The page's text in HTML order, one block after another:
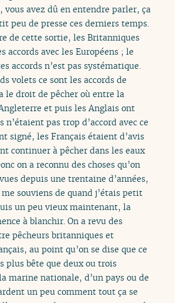
vous avez dû en entendre parler, ça
peu de presse ces derniers temps.
de cette sortie, les Britanniques
accords avec les Européens ; le
accords n’est pas systématique.
volets ce sont les accords de
le droit de pêcher où entre la
et puis les Anglais ont
n’étaient pas trop d’accord avec ce
signé, les Français étaient d’avis
continuer à pêcher dans les eaux
on a reconnu des choses qu’on
depuis une trentaine d’années,
souviens de quand j’étais petit
un peu vieux maintenant, la
à blanchir. On a revu des
pêcheurs britanniques et
au point qu’on se dise que ce
plus bête que deux ou trois
marine nationale, d’un pays ou de
un peu comment tout ça se